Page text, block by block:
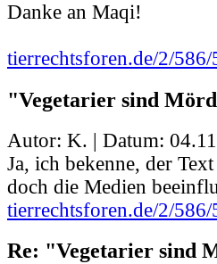
Danke an Maqi!
tierrechtsforen.de/2/586/
"Vegetarier sind
Autor: K. | Datum:
Ja, ich bekenne, der
doch die Medien
tierrechtsforen.de/2/586/
Re: "Vegetarier sind